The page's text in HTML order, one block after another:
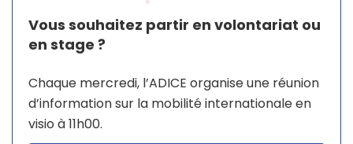
Vous souhaitez partir en volontariat ou
en stage ?
Chaque mercredi, l’ADICE organise une réunion
d’information sur la mobilité internationale en
visio à 11h00.